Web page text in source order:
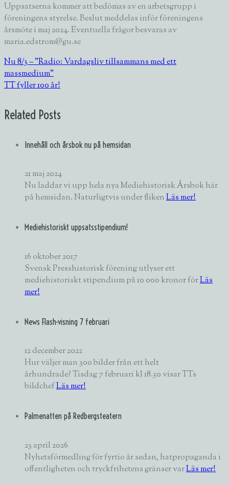
Uppsatserna kommer att bedömas av en arbetsgrupp i
föreningens styrelse. Beslut meddelas inför föreningens
årsmöte i maj 2024. Eventuella frågor besvaras av
maria.edstrom@gu.se
Nu 8/3 – ”Radio: Vardagsliv tillsammans med ett
massmedium”
TT fyller 100 år!
Related Posts
Innehåll och årsbok nu på hemsidan
21 maj 2024
Nu laddar vi upp hela nya Mediehistorisk Årsbok här
på hemsidan. Naturligtvis under flikenLäs mer!
Mediehistoriskt uppsatsstipendium!
16 oktober 2017
Svensk Presshistorisk förening utlyser ett
mediehistoriskt stipendium på 10 000 kronor förLäs
mer!
News Flash-visning 7 februari
12 december 2022
Hur väljer man 300 bilder från ett helt
århundrade? Tisdag 7 februari kl 18.30 visar TTs
bildchefLäs mer!
Palmenatten på Redbergsteatern
23 april 2026
Nyhetsförmedling för fyrtio år sedan, hatpropaganda i
offentligheten och tryckfrihetens gränser varLäs mer!